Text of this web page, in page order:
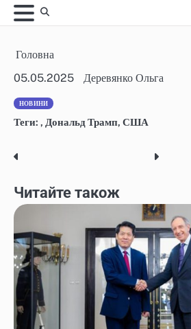
Skip
to
Головна
05.05.2025
Деревянко Ольга
НОВИНИ
Теги: , Дональд Трамп, США
Post
navigation
Читайте також